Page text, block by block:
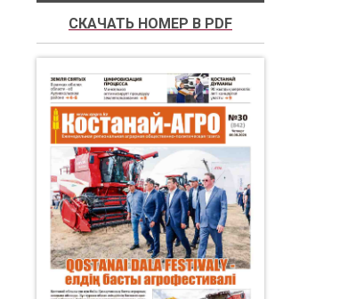
СКАЧАТЬ НОМЕР В PDF